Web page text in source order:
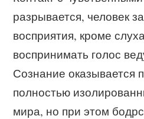
разрывается, человек
восприятия, кроме
воспринимать голос
Сознание оказывается
полностью
мира, но при этом